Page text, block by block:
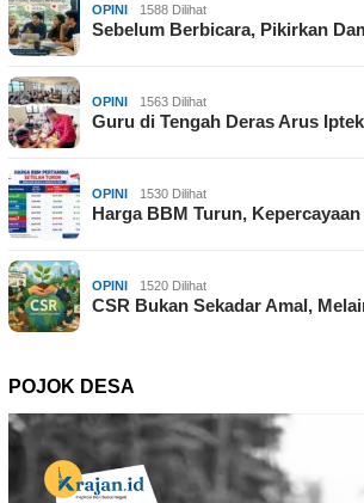
OPINI 1588 Dilihat
Sebelum Berbicara, Pikirkan
OPINI 1563 Dilihat
Guru di Tengah Deras Arus
OPINI 1530 Dilihat
Harga BBM Turun,
OPINI 1520 Dilihat
CSR Bukan Sekadar Amal,
POJOK DESA